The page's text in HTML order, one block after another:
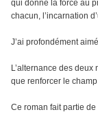
qui donne la force au
chacun, l’incarnation
J’ai profondément
L’alternance des
que renforcer le
Ce roman fait partie